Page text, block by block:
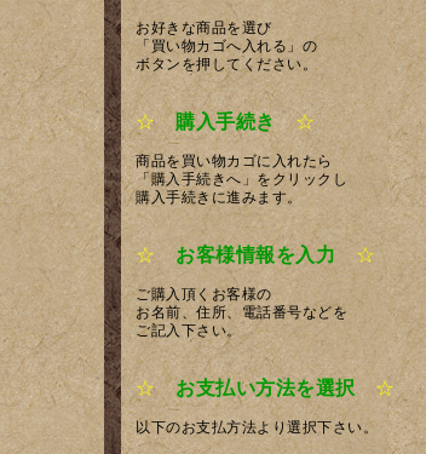
お好きな商品を選び
「買い物カゴへ入れる」の
ボタンを押してください。
☆ 購入手続き ☆
商品を買い物カゴに入れたら
「購入手続きへ」をクリックし
購入手続きに進みます。
☆ お客様情報を入力 ☆
ご購入頂くお客様の
お名前、住所、電話番号などを
ご記入下さい。
☆ お支払い方法を選択 ☆
以下のお支払方法より選択下さい。